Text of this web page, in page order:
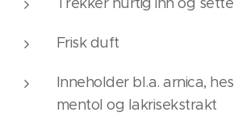
Trekker hurtig inn og
Frisk duft
Inneholder bl.a. arnica,
mentol og lakrisekstrakt